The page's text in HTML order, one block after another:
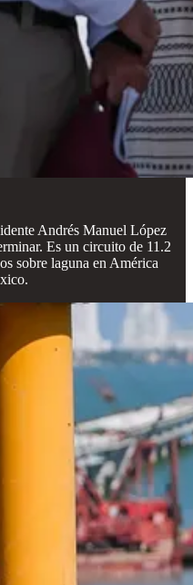
Andrés Manuel López
Es un circuito de 11.2
sobre laguna en América